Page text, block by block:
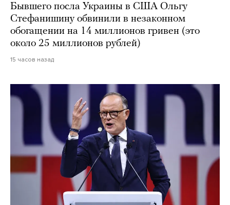
Бывшего посла Украины в США Ольгу
Стефанишину обвинили в незаконном
обогащении на 14 миллионов гривен (это
около 25 миллионов рублей)
15 часов назад